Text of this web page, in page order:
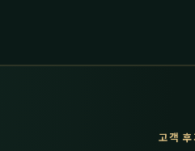
고객 후